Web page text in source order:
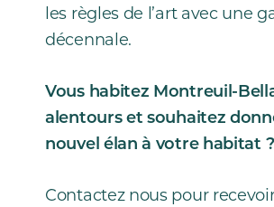
les règles de l’art avec une
décennale.
Vous habitez Montreuil-
alentours et souhaitez
nouvel élan à votre habitat ?
Contactez nous pour